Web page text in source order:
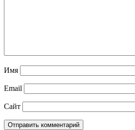
Имя
Email
Сайт